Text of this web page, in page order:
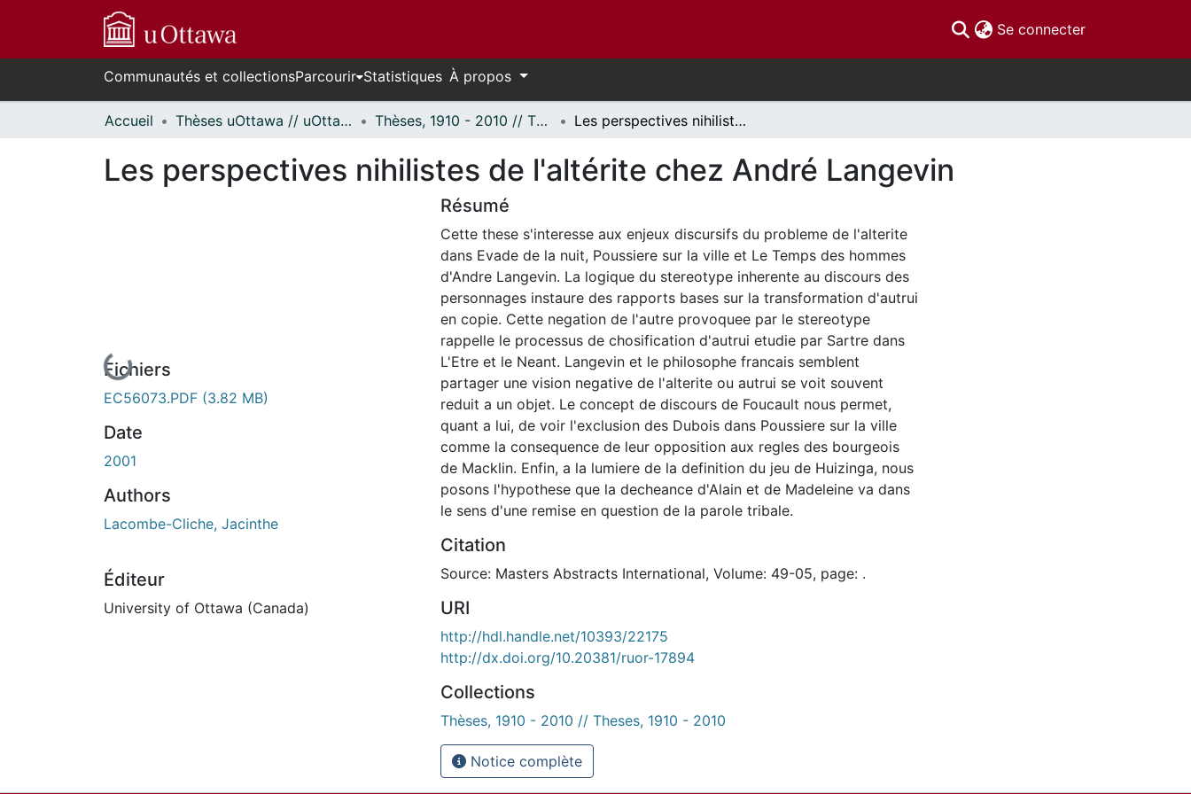
Se connecter(current)
Communautés et collectionsParcourir Statistiques À propos
Accueil Thèses uOttawa // uOttawa Theses Thèses, 1910 - 2010 // Theses, 1910 - 2010 Les perspectives nihilistes de l'altérite chez André Langevin
Les perspectives nihilistes de l'altérite chez André Langevin
En cours de chargement...
Fichiers
EC56073.PDF (3.82 MB)
Date
2001
Authors
Lacombe-Cliche, Jacinthe
Éditeur
University of Ottawa (Canada)
Résumé
Cette these s'interesse aux enjeux discursifs du probleme de l'alterite
dans Evade de la nuit, Poussiere sur la ville et Le Temps des hommes
d'Andre Langevin. La logique du stereotype inherente au discours des
personnages instaure des rapports bases sur la transformation d'autrui
en copie. Cette negation de l'autre provoquee par le stereotype
rappelle le processus de chosification d'autrui etudie par Sartre dans
L'Etre et le Neant. Langevin et le philosophe francais semblent
partager une vision negative de l'alterite ou autrui se voit souvent
reduit a un objet. Le concept de discours de Foucault nous permet,
quant a lui, de voir l'exclusion des Dubois dans Poussiere sur la ville
comme la consequence de leur opposition aux regles des bourgeois
de Macklin. Enfin, a la lumiere de la definition du jeu de Huizinga, nous
posons l'hypothese que la decheance d'Alain et de Madeleine va dans
le sens d'une remise en question de la parole tribale.
Citation
Source: Masters Abstracts International, Volume: 49-05, page: .
URI
http://hdl.handle.net/10393/22175
http://dx.doi.org/10.20381/ruor-17894
Collections
Thèses, 1910 - 2010 // Theses, 1910 - 2010
Notice complète